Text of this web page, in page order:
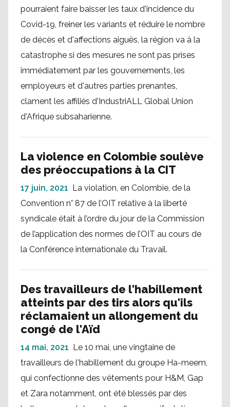
pourraient faire baisser les taux d'incidence du
Covid-19, freiner les variants et réduire le nombre
de décès et d'affections aiguës, la région va à la
catastrophe si des mesures ne sont pas prises
immédiatement par les gouvernements, les
employeurs et d'autres parties prenantes,
clament les affiliés d'IndustriALL Global Union
d'Afrique subsaharienne.
La violence en Colombie soulève
des préoccupations à la CIT
17 juin, 2021 La violation, en Colombie, de la
Convention n° 87 de l’OIT relative à la liberté
syndicale était à l’ordre du jour de la Commission
de l’application des normes de l’OIT au cours de
la Conférence internationale du Travail.
Des travailleurs de l'habillement
atteints par des tirs alors qu'ils
réclamaient un allongement du
congé de l'Aïd
14 mai, 2021 Le 10 mai, une vingtaine de
travailleurs de l'habillement du groupe Ha-meem,
qui confectionne des vêtements pour H&M, Gap
et Zara notamment, ont été blessés par des